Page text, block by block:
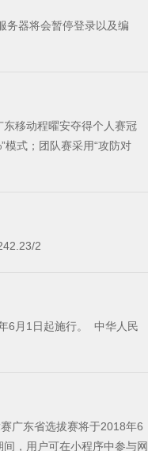
务器将会暂停登录以及编
更换ip，具体如下： 服务器名称 升级前的IP 升级后的IP s112.pc51.com 202.91.242.23/2
广东省选拔赛将于2018年6